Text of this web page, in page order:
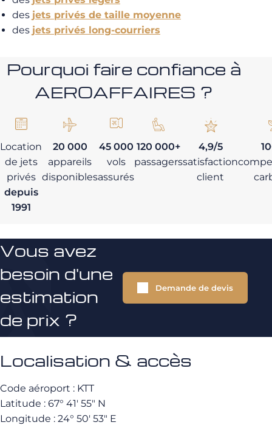
des jets privés de taille moyenne
des jets privés long-courriers
Pourquoi faire confiance à
AEROAFFAIRES ?
Location
de jets
privés
depuis
1991
20 000
appareils
disponibles
45 000
vols
assurés
120 000+
passagers
4,9/5
satisfaction
client
Vous avez
besoin d'une
estimation
de prix ?
Demande de devis
Localisation & accès
Code aéroport : KTT
Latitude : 67° 41′ 55″ N
Longitude : 24° 50′ 53″ E